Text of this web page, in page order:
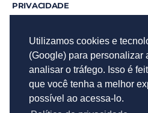
Utilizamos cookies e
(Google) para personalizar
analisar o tráfego. Isso é
que você tenha a melhor
possível ao acessa-lo.
PRIVACIDADE
INSCREVA - SE
Para obter atualizações por e-mail do